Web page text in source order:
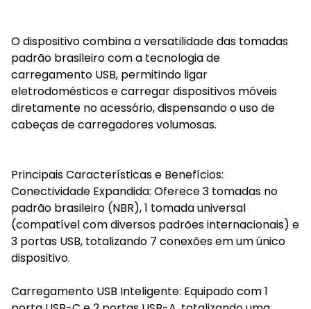
O dispositivo combina a versatilidade das tomadas
padrão brasileiro com a tecnologia de
carregamento USB, permitindo ligar
eletrodomésticos e carregar dispositivos móveis
diretamente no acessório, dispensando o uso de
cabeças de carregadores volumosas.
Principais Características e Benefícios:
Conectividade Expandida: Oferece 3 tomadas no
padrão brasileiro (NBR), 1 tomada universal
(compatível com diversos padrões internacionais) e
3 portas USB, totalizando 7 conexões em um único
dispositivo.
Carregamento USB Inteligente: Equipado com 1